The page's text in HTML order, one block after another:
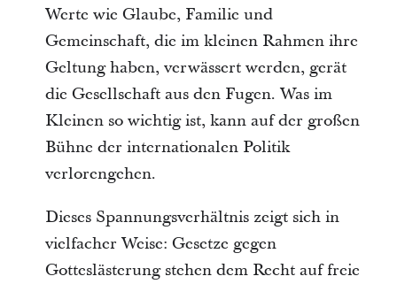
Werte wie Glaube, Familie und
Gemeinschaft, die im kleinen Rahmen ihre
Geltung haben, verwässert werden, gerät
die Gesellschaft aus den Fugen. Was im
Kleinen so wichtig ist, kann auf der großen
Bühne der internationalen Politik
verlorengehen.
Dieses Spannungsverhältnis zeigt sich in
vielfacher Weise: Gesetze gegen
Gotteslästerung stehen dem Recht auf freie